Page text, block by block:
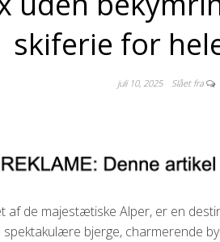
skiferie for
juli 10, 2025 Slået fra
af de majestætiske Alper, er en
bjerge, charmerende